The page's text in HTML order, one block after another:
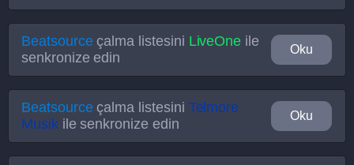
Beatsourceçalma listesini LiveOne ile
senkronize edin
Oku
Beatsourceçalma listesini Telmore
Musikile senkronize edin
Oku